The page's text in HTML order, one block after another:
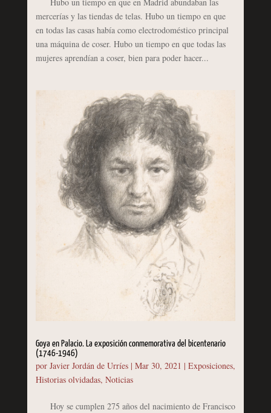
mercerías y las tiendas de telas. Hubo un tiempo en que
en todas las casas había como electrodoméstico principal
una máquina de coser. Hubo un tiempo en que todas las
mujeres aprendían a coser, bien para poder hacer...
Goya en Palacio. La exposición conmemorativa del bicentenario
(1746-1946)
por Javier Jordán de Urríes| Mar 30, 2021 | Exposiciones,
Historias olvidadas, Noticias
Hoy se cumplen 275 años del nacimiento de Francisco